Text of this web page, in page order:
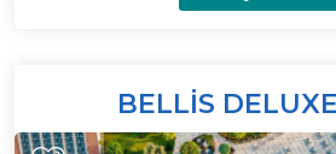
BELLIS